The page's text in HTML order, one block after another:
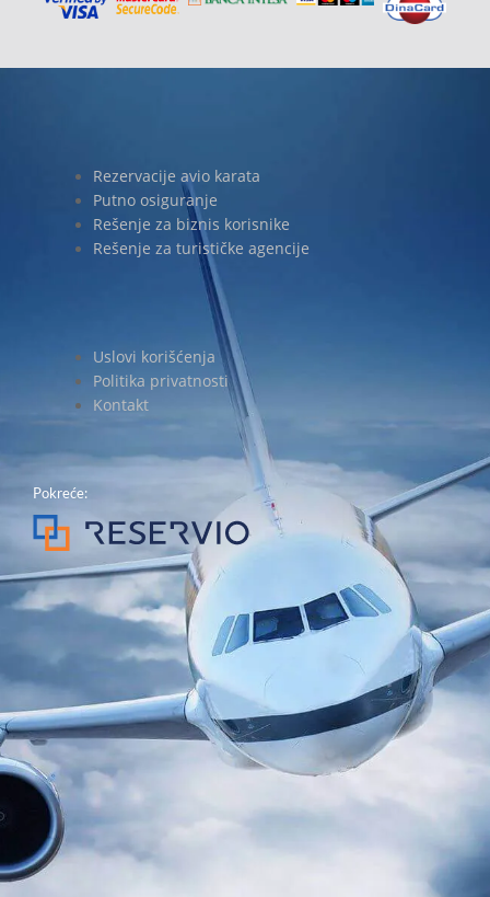
Rezervacije avio karata
Putno osiguranje
Rešenje za biznis korisnike
Rešenje za turističke agencije
Uslovi korišćenja
Politika privatnosti
Kontakt
Pokreće: